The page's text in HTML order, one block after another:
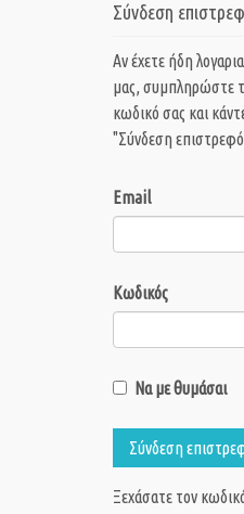
Σύνδεση
Αν έχετε ήδη
μας, συμπληρώστε
κωδικό σας και
"Σύνδεση
Email
Κωδικός
Να με θυμάσαι
Σύνδεση
Ξεχάσατε τον